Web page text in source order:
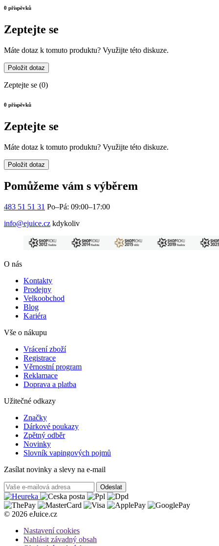
0 příspěvků
Zeptejte se
Máte dotaz k tomuto produktu? Využijte této diskuze.
Položit dotaz
Zeptejte se (0)
0 příspěvků
Zeptejte se
Máte dotaz k tomuto produktu? Využijte této diskuze.
Položit dotaz
Pomůžeme vám s výběrem
483 51 51 31 Po–Pá: 09:00–17:00
info@ejuice.cz kdykoliv
O nás
Kontakty
Prodejny
Velkoobchod
Blog
Kariéra
Vše o nákupu
Vrácení zboží
Registrace
Věrnostní program
Reklamace
Doprava a platba
Užitečné odkazy
Značky
Dárkové poukazy
Zpětný odběr
Novinky
Slovník vapingových pojmů
Zasílat novinky a slevy na e-mail
Odeslat
© 2026 eJuice.cz
Nastavení cookies
Nahlásit závadný obsah